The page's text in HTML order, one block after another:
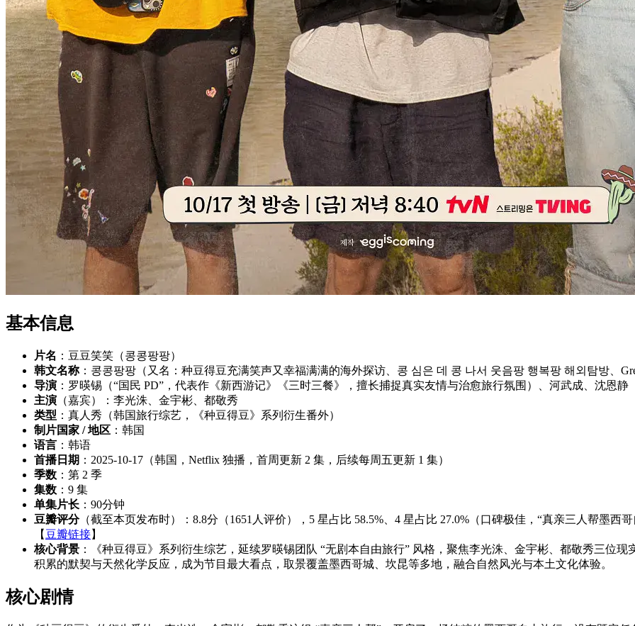
基本信息
片名 ：豆豆笑笑（콩콩팡팡）
韩文名称：콩콩팡팡（又名：种豆得豆充满笑声又幸福满满的海外探访、콩 심은 데 콩 나서 웃음팡 행복팡 해외탐방、
导演 ：罗暎锡（“国民 PD”，代表作《新西游记》《三时三餐》，擅长捕捉真实友情与治愈旅行氛围）、河武成、沈恩静
主演 （嘉宾）：李光洙、金宇彬、都敬秀
类型 ：真人秀（韩国旅行综艺，《种豆得豆》系列衍生番外）
制片国家 / 地区 ：韩国
语言 ：韩语
首播日期 ：2025-10-17（韩国，Netflix 独播，首周更新 2 集，后续每周五更新 1 集）
季数 ：第 2 季
集数 ：9 集
单集片长 ：90分钟
豆瓣评分（截至本页发布时）：8.8分（1651人评价），5 星占比 58.5%、4 星占比 27.0%（口碑极佳，“真亲三人帮墨
【 豆瓣链接】
核心背景 ：《种豆得豆》系列衍生综艺，延续罗暎锡团队 “无剧本自由旅行” 风格，聚焦李光洙、金宇彬、都敬秀三位
积累的默契与天然化学反应，成为节目最大看点，取景覆盖墨西哥城、坎昆等多地，融合自然风光与本土文化体验。
核心剧情